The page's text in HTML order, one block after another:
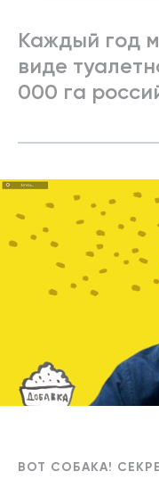
Каждый год
виде
000 га
ВОТ СОБАКА!